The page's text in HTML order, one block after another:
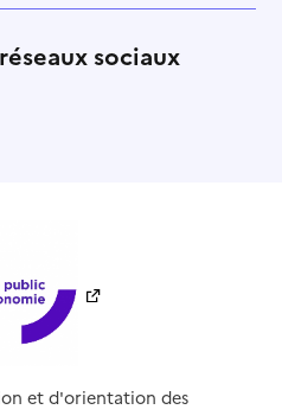
sociaux
et d'orientation des